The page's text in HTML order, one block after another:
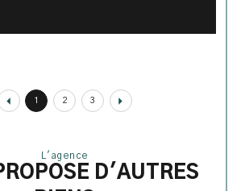
1 2 3
l'agence
D'AUTRES